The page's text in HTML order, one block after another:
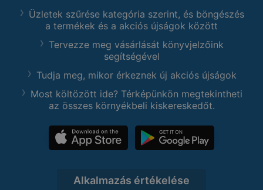
Üzletek szűrése kategória szerint, és böngészés
a termékek és a akciós újságok között
Tervezze meg vásárlását könyvjelzőink
segítségével
Tudja meg, mikor érkeznek új akciós újságok
Most költözött ide? Térképünkön megtekintheti
az összes környékbeli kiskereskedőt.
Alkalmazás értékelése